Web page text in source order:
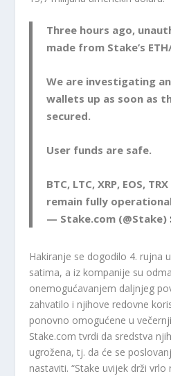
Three hours ago,
made from Stake’s
We are investigating
wallets up as soon as
secured.
User funds are safe.
BTC, LTC, XRP, EOS,
remain fully
— Stake.com (@Stake)
Hakiranje se dogodilo 4. rujna
satima, a iz kompanije su
onemogućavanjem daljnjeg
zahvatilo i njihove redovne
ponovno omogućene u
Stake.com tvrdi da sredstva
ugrožena, tj. da će se
nastaviti. “Stake uvijek drži